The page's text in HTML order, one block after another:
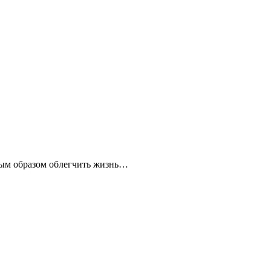
образом облегчить жизнь…